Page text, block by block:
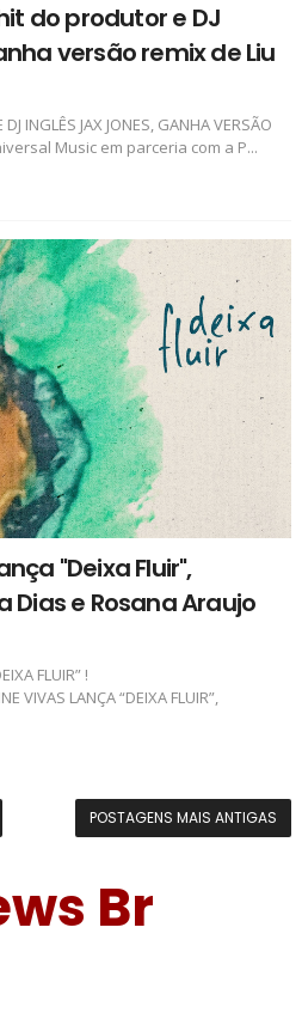
do produtor e DJ
versão remix de Liu
INGLÊS JAX JONES, GANHA VERSÃO
Music em parceria com a P...
"Deixa Fluir",
e Rosana Araujo
FLUIR” !
LANÇA “DEIXA FLUIR”,
POSTAGENS MAIS ANTIGAS
Br